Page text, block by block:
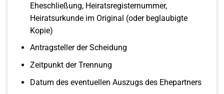
Eheschließung, Heiratsregisternummer,
Heiratsurkunde im Original (oder beglaubigte
Kopie)
Antragsteller der Scheidung
Zeitpunkt der Trennung
Datum des eventuellen Auszugs des Ehepartners